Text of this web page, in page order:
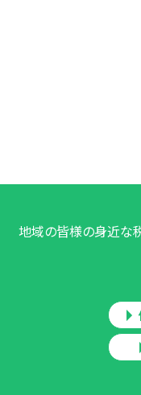
地域の皆様の身近な